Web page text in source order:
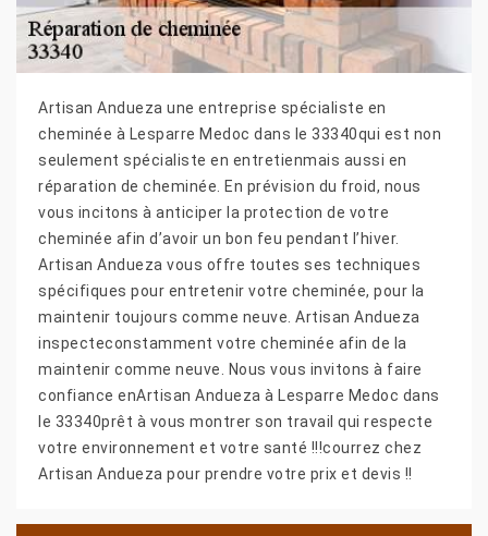
Artisan Andueza une entreprise spécialiste en
cheminée à Lesparre Medoc dans le 33340qui est non
seulement spécialiste en entretienmais aussi en
réparation de cheminée. En prévision du froid, nous
vous incitons à anticiper la protection de votre
cheminée afin d’avoir un bon feu pendant l’hiver.
Artisan Andueza vous offre toutes ses techniques
spécifiques pour entretenir votre cheminée, pour la
maintenir toujours comme neuve. Artisan Andueza
inspecteconstamment votre cheminée afin de la
maintenir comme neuve. Nous vous invitons à faire
confiance enArtisan Andueza à Lesparre Medoc dans
le 33340prêt à vous montrer son travail qui respecte
votre environnement et votre santé !!!courrez chez
Artisan Andueza pour prendre votre prix et devis !!